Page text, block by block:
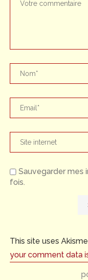
Sauvegarder mes
fois.
This site uses
your comment data